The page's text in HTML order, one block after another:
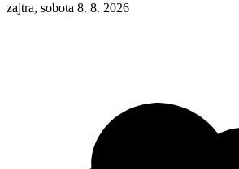
zajtra, sobota 8. 8. 2026